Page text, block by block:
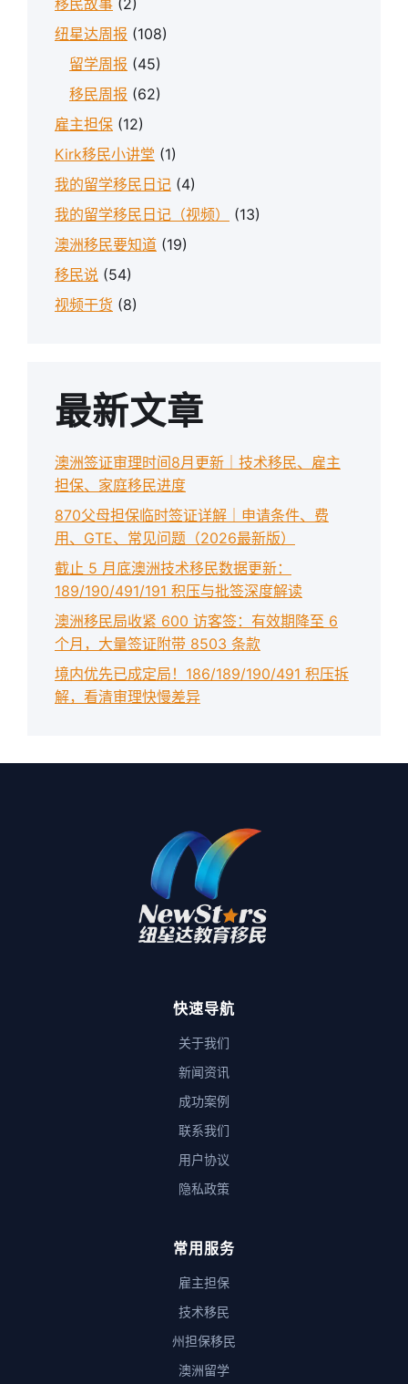
移民故事 (2)
纽星达周报 (108)
留学周报 (45)
移民周报 (62)
雇主担保 (12)
Kirk移民小讲堂 (1)
我的留学移民日记 (4)
我的留学移民日记（视频）
(13)
澳洲移民要知道 (19)
移民说 (54)
视频干货 (8)
最新文章
澳洲签证审理时间8月更新｜技术移民、雇主
担保、家庭移民进度
870父母担保临时签证详解｜申请条件、费
用、GTE、常见问题（2026最新版）
截止 5 月底澳洲技术移民数据更新：
189/190/491/191 积压与批签深度解读
澳洲移民局收紧 600 访客签：有效期降至 6
个月，大量签证附带 8503 条款
境内优先已成定局！186/189/190/491 积压拆
解，看清审理快慢差异
快速导航
关于我们
新闻资讯
成功案例
联系我们
用户协议
隐私政策
常用服务
雇主担保
技术移民
州担保移民
澳洲留学